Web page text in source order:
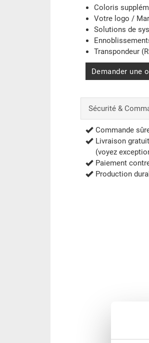
Coloris
Votre logo /
Solutions de
Transpondeur
Demander une
Sécurité &
Commande
Livraison
(voyez
Paiement
Production